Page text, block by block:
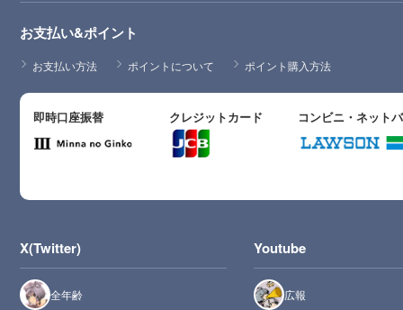
お支払い&ポイント
お支払い方法 ポイントについて ポイント購入方法
即時口座振替 クレジットカード コンビニ・ネット
X(Twitter)
全年齢
Youtube
広報